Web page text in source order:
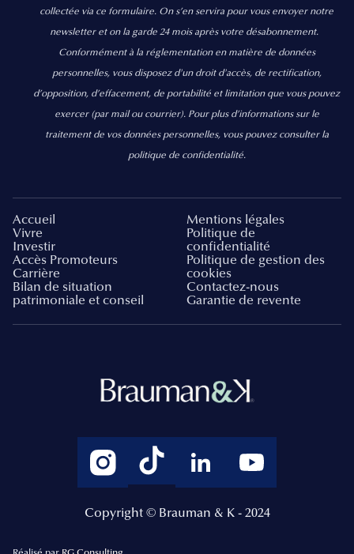
collectée via ce formulaire. On s’en servira pour vous envoyer notre
newsletter et on la garde 24 mois après votre désabonnement.
Conformément à la réglementation en matière de données
personnelles, vous disposez d'un droit d'accès, de rectification,
d’opposition, d’effacement, de portabilité et limitation que vous pouvez
exercer (par mail ou courrier). Pour plus d’informations sur le
traitement de vos données personnelles, vous pouvez consulter la
politique de confidentialité.
Accueil
Vivre
Investir
Accès Promoteurs
Carrière
Bilan de situation
patrimoniale et conseil
Mentions légales
Politique de
confidentialité
Politique de gestion des
cookies
Contactez-nous
Garantie de revente
Copyright © Brauman & K - 2024